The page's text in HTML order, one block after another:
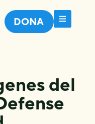
DONA
del